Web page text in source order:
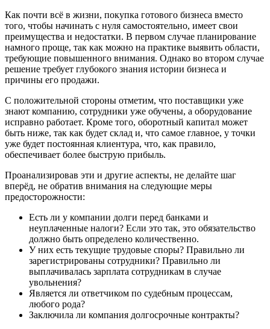
Как почти всё в жизни, покупка готового бизнеса вместо
того, чтобы начинать с нуля самостоятельно, имеет свои
преимущества и недостатки. В первом случае планирование
намного проще, так как можно на практике выявить области,
требующие повышенного внимания. Однако во втором случае
решение требует глубокого знания истории бизнеса и
причины его продажи.
С положительной стороны отметим, что поставщики уже
знают компанию, сотрудники уже обучены, а оборудование
исправно работает. Кроме того, оборотный капитал может
быть ниже, так как будет склад и, что самое главное, у точки
уже будет постоянная клиентура, что, как правило,
обеспечивает более быструю прибыль.
Проанализировав эти и другие аспекты, не делайте шаг
вперёд, не обратив внимания на следующие меры
предосторожности:
Есть ли у компании долги перед банками и
неуплаченные налоги? Если это так, это обязательство
должно быть определено количественно.
У них есть текущие трудовые споры? Правильно ли
зарегистрированы сотрудники? Правильно ли
выплачивалась зарплата сотрудникам в случае
увольнения?
Является ли ответчиком по судебным процессам,
любого рода?
Заключила ли компания долгосрочные контракты?